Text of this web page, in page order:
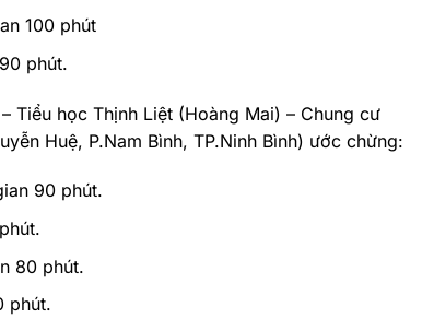
100 phút
phút.
Tiểu học Thịnh Liệt (Hoàng Mai) – Chung cư
Huệ, P.Nam Bình, TP.Ninh Bình) ước chừng:
90 phút.
80 phút.
phút.